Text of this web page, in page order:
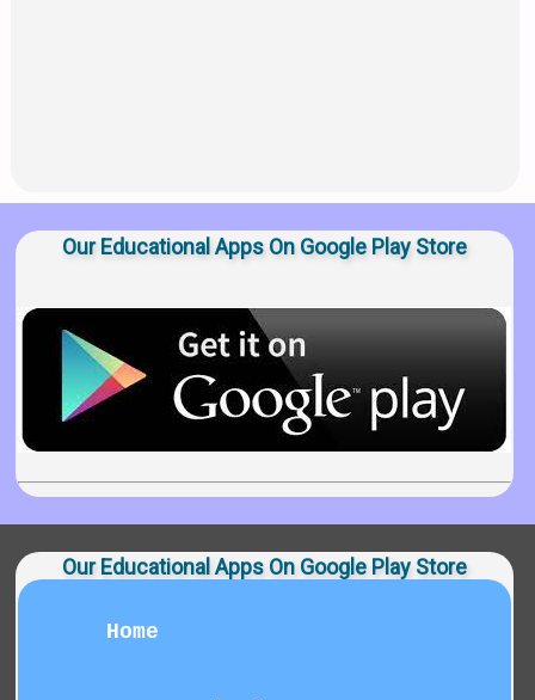
Our Educational Apps On Google Play Store
Our Educational Apps On Google Play Store
Home